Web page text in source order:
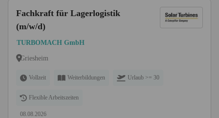
Fachkraft für Lagerlogistik
(m/w/d)
TURBOMACH GmbH
Griesheim
Vollzeit Weiterbildungen Urlaub >= 30
Flexible Arbeitszeiten
08.08.2026